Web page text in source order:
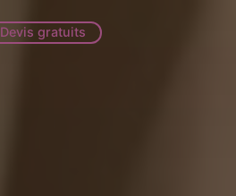
Devis gratuits